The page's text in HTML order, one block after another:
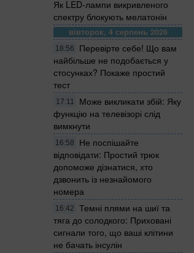
Як LED-лампи викривленого
спектру блокують мелатонін
вівторок, 4 серпень 2026
18:56
Перевірте себе! Що вам
найбільше не подобається у
стосунках? Покаже простий
тест
17:11
Може викликати збій: Яку
функцію на телевізорі слід
вимкнути
16:58
Не поспішайте
відповідати: Простий трюк
допоможе дізнатися, хто
дзвонить із незнайомого
номера
16:42
Темні плями на шиї та
тяга до солодкого: Приховані
сигнали того, що ваші клітини
не бачать інсулін